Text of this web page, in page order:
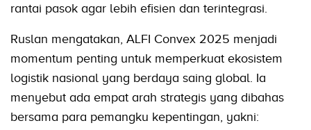
rantai pasok agar lebih efisien dan terintegrasi.
Ruslan mengatakan, ALFI Convex 2025 menjadi
momentum penting untuk memperkuat ekosistem
logistik nasional yang berdaya saing global. Ia
menyebut ada empat arah strategis yang dibahas
bersama para pemangku kepentingan, yakni: